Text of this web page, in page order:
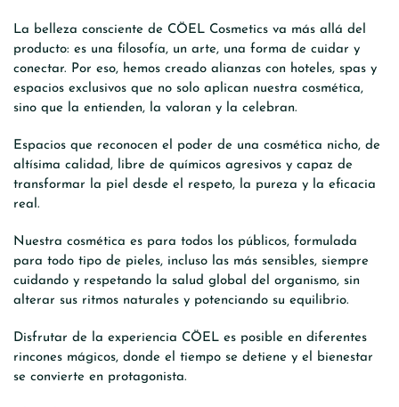
La belleza consciente de CÖEL Cosmetics va más allá del
producto: es una filosofía, un arte, una forma de cuidar y
conectar. Por eso, hemos creado alianzas con hoteles, spas y
espacios exclusivos que no solo aplican nuestra cosmética,
sino que la entienden, la valoran y la celebran.
Espacios que reconocen el poder de una cosmética nicho, de
altísima calidad, libre de químicos agresivos y capaz de
transformar la piel desde el respeto, la pureza y la eficacia
real.
Nuestra cosmética es para todos los públicos, formulada
para todo tipo de pieles, incluso las más sensibles, siempre
cuidando y respetando la salud global del organismo, sin
alterar sus ritmos naturales y potenciando su equilibrio.
Disfrutar de la experiencia CÖEL es posible en diferentes
rincones mágicos, donde el tiempo se detiene y el bienestar
se convierte en protagonista.